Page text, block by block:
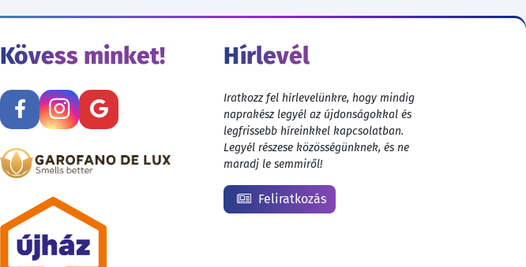
Kövess minket! Hírlevél
Iratkozz fel hírlevelünkre, hogy mindig
naprakész legyél az újdonságokkal és
legfrissebb híreinkkel kapcsolatban.
Legyél részese közösségünknek, és ne
maradj le semmiről!
Feliratkozás